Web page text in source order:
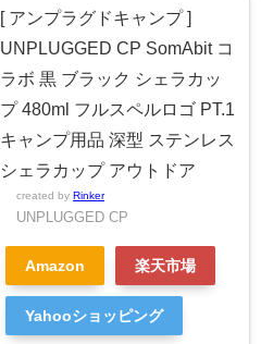
[ アンプラグドキャンプ ]
UNPLUGGED CP SomAbit コ
ラボ 黒 ブラック シェラカッ
プ 480ml フルスペルロゴ PT.1
キャンプ用品 深型 ステンレス
シェラカップ アウトドア
created by Rinker
UNPLUGGED CP
Amazon 楽天市場
Yahooショッピング